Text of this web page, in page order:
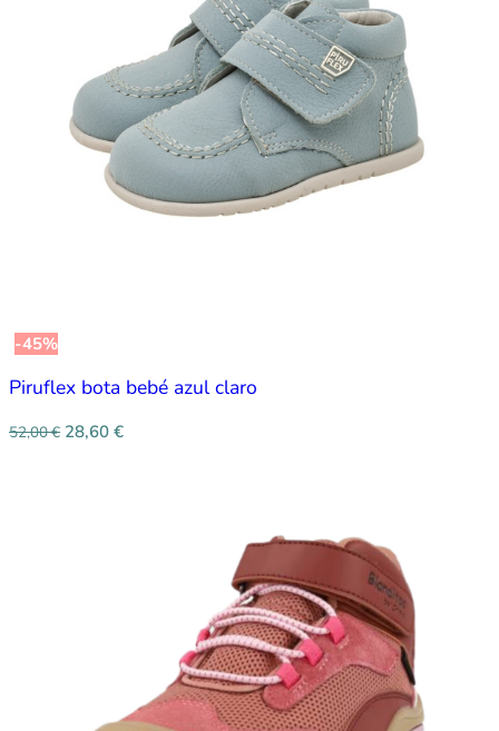
-45%
Piruflex bota bebé azul claro
52,00€ 28,60 €